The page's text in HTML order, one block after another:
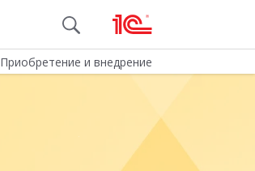
Приобретение и внедрение